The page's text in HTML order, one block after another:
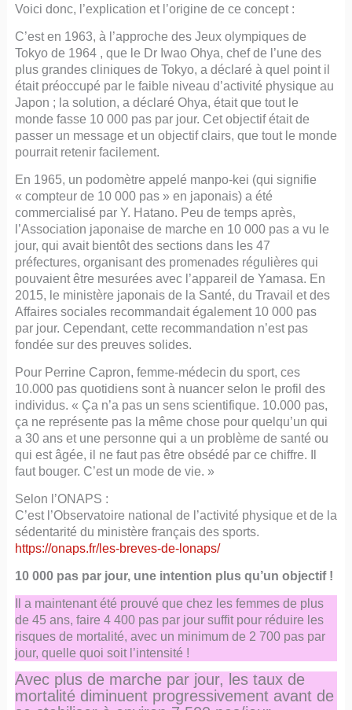
Voici donc, l’explication et l’origine de ce concept :
C’est en 1963, à l’approche des Jeux olympiques de
Tokyo de 1964 , que le Dr Iwao Ohya, chef de l’une des
plus grandes cliniques de Tokyo, a déclaré à quel point il
était préoccupé par le faible niveau d’activité physique au
Japon ; la solution, a déclaré Ohya, était que tout le
monde fasse 10 000 pas par jour. Cet objectif était de
passer un message et un objectif clairs, que tout le monde
pourrait retenir facilement.
En 1965, un podomètre appelé manpo-kei (qui signifie
« compteur de 10 000 pas » en japonais) a été
commercialisé par Y. Hatano. Peu de temps après,
l’Association japonaise de marche en 10 000 pas a vu le
jour, qui avait bientôt des sections dans les 47
préfectures, organisant des promenades régulières qui
pouvaient être mesurées avec l’appareil de Yamasa. En
2015, le ministère japonais de la Santé, du Travail et des
Affaires sociales recommandait également 10 000 pas
par jour. Cependant, cette recommandation n’est pas
fondée sur des preuves solides.
Pour Perrine Capron, femme-médecin du sport, ces
10.000 pas quotidiens sont à nuancer selon le profil des
individus. « Ça n’a pas un sens scientifique. 10.000 pas,
ça ne représente pas la même chose pour quelqu’un qui
a 30 ans et une personne qui a un problème de santé ou
qui est âgée, il ne faut pas être obsédé par ce chiffre. Il
faut bouger. C’est un mode de vie. »
Selon l’ONAPS :
C’est l’Observatoire national de l’activité physique et de la
sédentarité du ministère français des sports.
https://onaps.fr/les-breves-de-lonaps/
10 000 pas par jour, une intention plus qu’un objectif !
Il a maintenant été prouvé que chez les femmes de plus
de 45 ans, faire 4 400 pas par jour suffit pour réduire les
risques de mortalité, avec un minimum de 2 700 pas par
jour, quelle quoi soit l’intensité !
Avec plus de marche par jour, les taux de
mortalité diminuent progressivement avant de